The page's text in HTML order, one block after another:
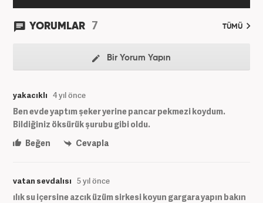
YORUMLAR 7 TÜMÜ
Bir Yorum Yapın
yakacıklı 4 yıl önce
Ben evde yaptım şeker yerine pancar pekmezi koydum.
Bildiğiniz öksürük şurubu gibi oldu.
Beğen
Cevapla
vatan sevdalısı 5 yıl önce
ılık su içersine azcık üzüm sirkesi koyun gargara yapın bakın